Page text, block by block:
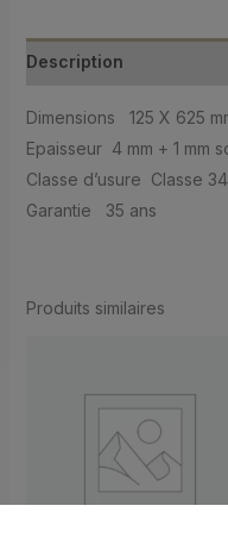
Description
Dimensions 125 X 625
Epaisseur 4 mm + 1 mm
Classe d’usure Classe
Garantie 35 ans
Produits similaires